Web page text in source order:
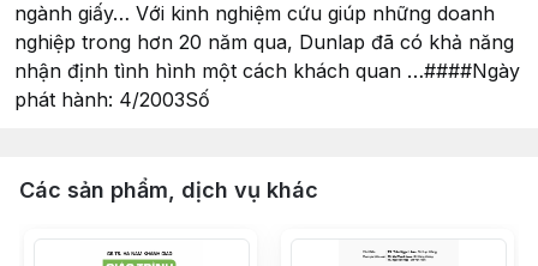
ngành giấy… Với kinh nghiệm cứu giúp những doanh
nghiệp trong hơn 20 năm qua, Dunlap đã có khả năng
nhận định tình hình một cách khách quan …####Ngày
phát hành: 4/2003Số
Các sản phẩm, dịch vụ khác